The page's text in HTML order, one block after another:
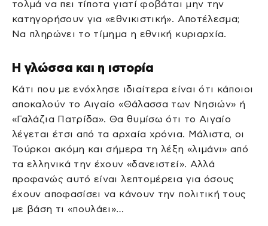
τολμά να πει τίποτα γιατί φοβάται μην την
κατηγορήσουν για «εθνικιστική». Αποτέλεσμα;
Να πληρώνει το τίμημα η εθνική κυριαρχία.
Η γλώσσα και η ιστορία
Κάτι που με ενόχλησε ιδιαίτερα είναι ότι κάποιοι
αποκαλούν το Αιγαίο «Θάλασσα των Νησιών» ή
«Γαλάζια Πατρίδα». Θα θυμίσω ότι το Αιγαίο
λέγεται έτσι από τα αρχαία χρόνια. Μάλιστα, οι
Τούρκοι ακόμη και σήμερα τη λέξη «λιμάνι» από
τα ελληνικά την έχουν «δανειστεί». Αλλά
προφανώς αυτό είναι λεπτομέρεια για όσους
έχουν αποφασίσει να κάνουν την πολιτική τους
με βάση τι «πουλάει»…